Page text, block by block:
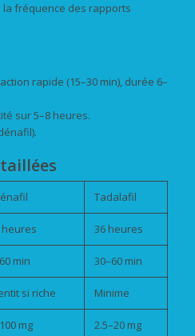
fréquence des rapports
rapide (15–30 min), durée 6–
sur 5–8 heures.
Tadalafil
heures 36 heures
min 30–60 min
si riche Minime
mg 2.5–20 mg